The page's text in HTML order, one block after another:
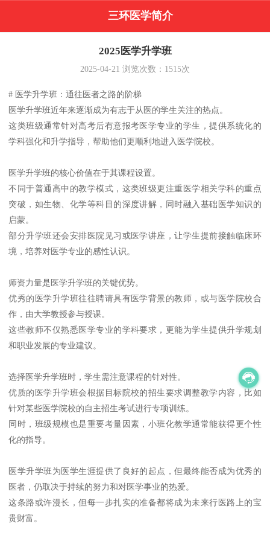
三环医学简介
2025医学升学班
2025-04-21 浏览次数： 1515次
# 医学升学班：通往医者之路的阶梯
医学升学班近年来逐渐成为有志于从医的学生关注的热点。
这类班级通常针对高考后有意报考医学专业的学生，提供系统化的
学科强化和升学指导，帮助他们更顺利地进入医学院校。
医学升学班的核心价值在于其课程设置。
不同于普通高中的教学模式，这类班级更注重医学相关学科的重点
突破，如生物、化学等科目的深度讲解，同时融入基础医学知识的
启蒙。
部分升学班还会安排医院见习或医学讲座，让学生提前接触临床环
境，培养对医学专业的感性认识。
师资力量是医学升学班的关键优势。
优秀的医学升学班往往聘请具有医学背景的教师，或与医学院校合
作，由大学教授参与授课。
这些教师不仅熟悉医学专业的学科要求，更能为学生提供升学规划
和职业发展的专业建议。
选择医学升学班时，学生需注意课程的针对性。
优质的医学升学班会根据目标院校的招生要求调整教学内容，比如
针对某些医学院校的自主招生考试进行专项训练。
同时，班级规模也是重要考量因素，小班化教学通常能获得更个性
化的指导。
医学升学班为医学生涯提供了良好的起点，但最终能否成为优秀的
医者，仍取决于持续的努力和对医学事业的热爱。
这条路或许漫长，但每一步扎实的准备都将成为未来行医路上的宝
贵财富。